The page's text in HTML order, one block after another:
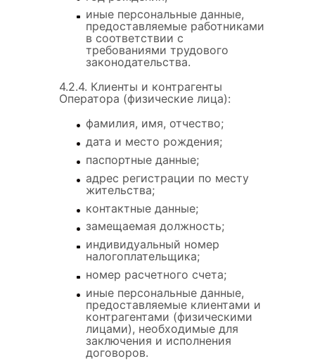
иные персональные данные,
предоставляемые работниками
в соответствии с
требованиями трудового
законодательства.
4.2.4. Клиенты и контрагенты
Оператора (физические лица):
фамилия, имя, отчество;
дата и место рождения;
паспортные данные;
адрес регистрации по месту
жительства;
контактные данные;
замещаемая должность;
индивидуальный номер
налогоплательщика;
номер расчетного счета;
иные персональные данные,
предоставляемые клиентами и
контрагентами (физическими
лицами), необходимые для
заключения и исполнения
договоров.